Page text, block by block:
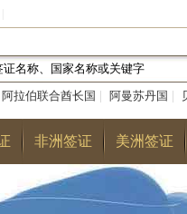
阿拉伯联合酋长国 阿曼苏丹国
法索|巴勒斯坦国|阿尔巴尼亚
尔公国|
非洲签证 美洲签证